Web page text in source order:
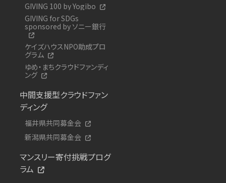
GIVING 100 by Yogibo
GIVING for SDGs
sponsored by ソニー銀行
ケイズハウスNPO助成プロ
グラム
ゆめ・まちクラウドファンディ
ング
中間支援型クラウドファン
ディング
福井県共同募金会
新潟県共同募金会
マンスリー寄付挑戦プログ
ラム